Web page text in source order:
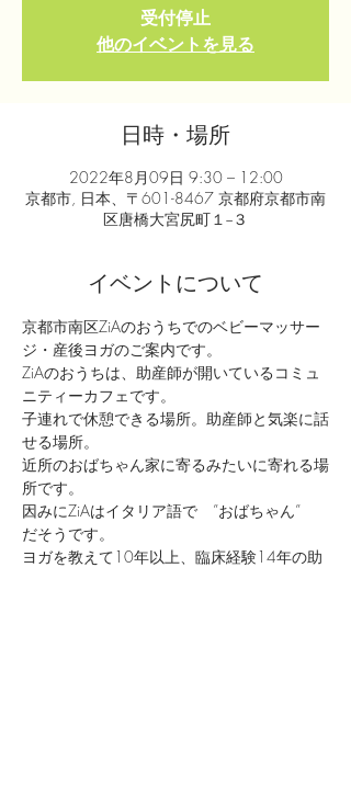
受付停止
他のイベントを見る
日時・場所
2022年8月09日 9:30 – 12:00
京都市, 日本、〒601-8467 京都府京都市南
区唐橋大宮尻町１−３
イベントについて
京都市南区ZiAのおうちでのベビーマッサー
ジ・産後ヨガのご案内です。
ZiAのおうちは、助産師が開いているコミュ
ニティーカフェです。
子連れで休憩できる場所。助産師と気楽に話
せる場所。
近所のおばちゃん家に寄るみたいに寄れる場
所です。
因みにZiAはイタリア語で　”おばちゃん”
だそうです。
ヨガを教えて10年以上、臨床経験14年の助